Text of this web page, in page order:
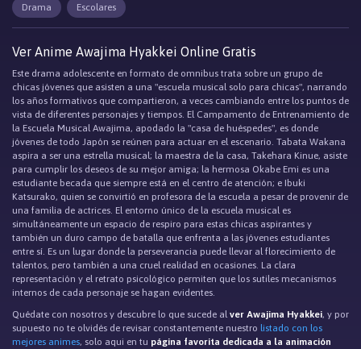
Drama Escolares
Ver Anime Awajima Hyakkei Online Gratis
Este drama adolescente en formato de omnibus trata sobre un grupo de
chicas jóvenes que asisten a una "escuela musical solo para chicas", narrando
los años formativos que compartieron, a veces cambiando entre los puntos de
vista de diferentes personajes y tiempos. El Campamento de Entrenamiento de
la Escuela Musical Awajima, apodado la "casa de huéspedes", es donde
jóvenes de todo Japón se reúnen para actuar en el escenario. Tabata Wakana
aspira a ser una estrella musical; la maestra de la casa, Takehara Kinue, asiste
para cumplir los deseos de su mejor amiga; la hermosa Okabe Emi es una
estudiante becada que siempre está en el centro de atención; e Ibuki
Katsurako, quien se convirtió en profesora de la escuela a pesar de provenir de
una familia de actrices. El entorno único de la escuela musical es
simultáneamente un espacio de respiro para estas chicas aspirantes y
también un duro campo de batalla que enfrenta a las jóvenes estudiantes
entre sí. Es un lugar donde la perseverancia puede llevar al florecimiento de
talentos, pero también a una cruel realidad en ocasiones. La clara
representación y el retrato psicológico permiten que los sutiles mecanismos
internos de cada personaje se hagan evidentes.
Quédate con nosotros y descubre lo que sucede alver Awajima Hyakkei, y por
supuesto no te olvidés de revisar constantemente nuestro listado con los
mejores animes, solo aqui en tu página favorita dedicada a la animación